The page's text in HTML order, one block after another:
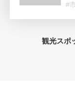
#
観光スポ